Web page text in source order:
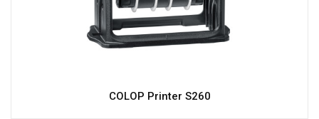
COLOP Printer S260